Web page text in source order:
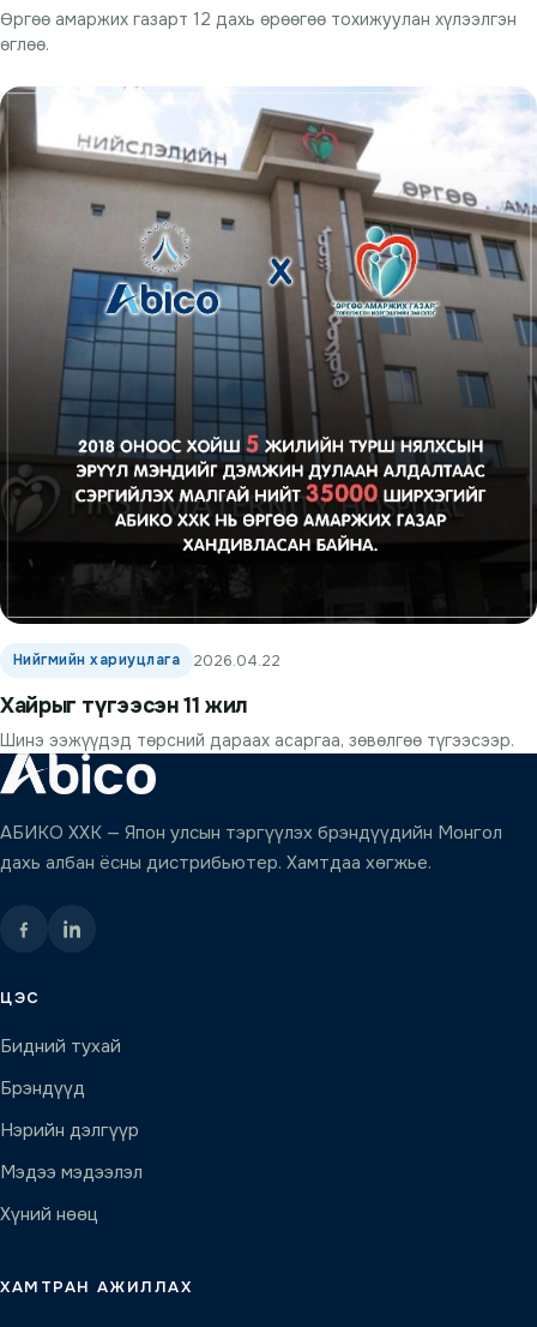
Өргөө амаржих газарт 12 дахь өрөөгөө тохижуулан хүлээлгэн
өглөө.
Нийгмийн хариуцлага 2026.04.22
Хайрыг түгээсэн 11 жил
Шинэ ээжүүдэд төрсний дараах асаргаа, зөвөлгөө түгээсээр.
АБИКО ХХК — Япон улсын тэргүүлэх брэндүүдийн Монгол
дахь албан ёсны дистрибьютер. Хамтдаа хөгжье.
ЦЭС
Бидний тухай
Брэндүүд
Нэрийн дэлгүүр
Мэдээ мэдээлэл
Хүний нөөц
ХАМТРАН АЖИЛЛАХ